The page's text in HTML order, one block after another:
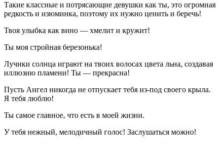
Такие классные и потрясающие девушки как ты, это огромная
редкость и изюминка, поэтому их нужно ценить и беречь!
Твоя улыбка как вино — хмелит и кружит!
Ты моя стройная березонька!
Лучики солнца играют на твоих волосах цвета льна, создавая
иллюзию пламени! Ты — прекрасна!
Пусть Ангел никогда не отпускает тебя из-под своего крыла.
Я тебя люблю!
Ты самое главное, что есть в моей жизни.
У тебя нежный, мелодичный голос! Заслушаться можно!